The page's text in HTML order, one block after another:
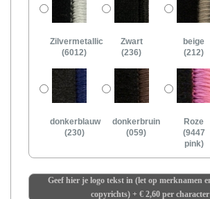
Zilvermetallic
(6012)
Zwart
(236)
beige
(212)
donkerblauw
(230)
donkerbruin
(059)
Roze
(9447
pink)
Geef hier je logo tekst in (let op merknamen
copyrichts) + € 2,60 per character